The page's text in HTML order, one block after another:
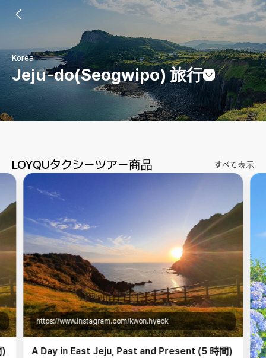
Korea
Jeju-do(Seogwipo) 旅行
LOYQUタクシーツアー商品 すべて表示
)
https://www.instagram.com/kwon.hyeok
A Day in East Jeju, Past and Present (5 時間)